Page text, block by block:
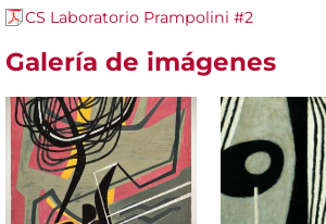
CS Laboratorio Prampolini #2
Galería de imágenes